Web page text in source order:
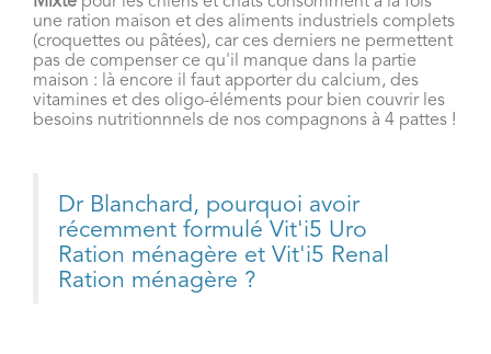
une ration maison et des aliments industriels complets
(croquettes ou pâtées), car ces derniers ne permettent
pas de compenser ce qu'il manque dans la partie
maison : là encore il faut apporter du calcium, des
vitamines et des oligo-éléments pour bien couvrir les
besoins nutritionnnels de nos compagnons à 4 pattes !
Dr Blanchard, pourquoi avoir
récemment formulé Vit'i5 Uro
Ration ménagère et Vit'i5 Renal
Ration ménagère ?